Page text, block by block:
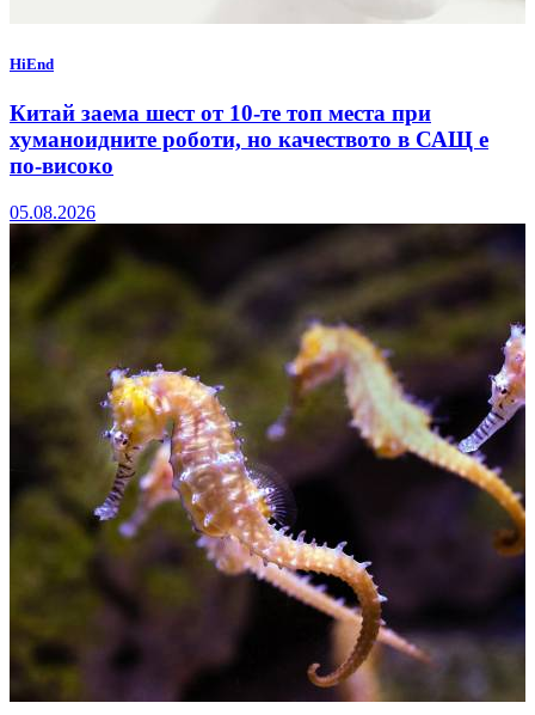
HiEnd
Китай заема шест от 10-те топ места при
хуманоидните роботи, но качеството в САЩ е
по-високо
05.08.2026